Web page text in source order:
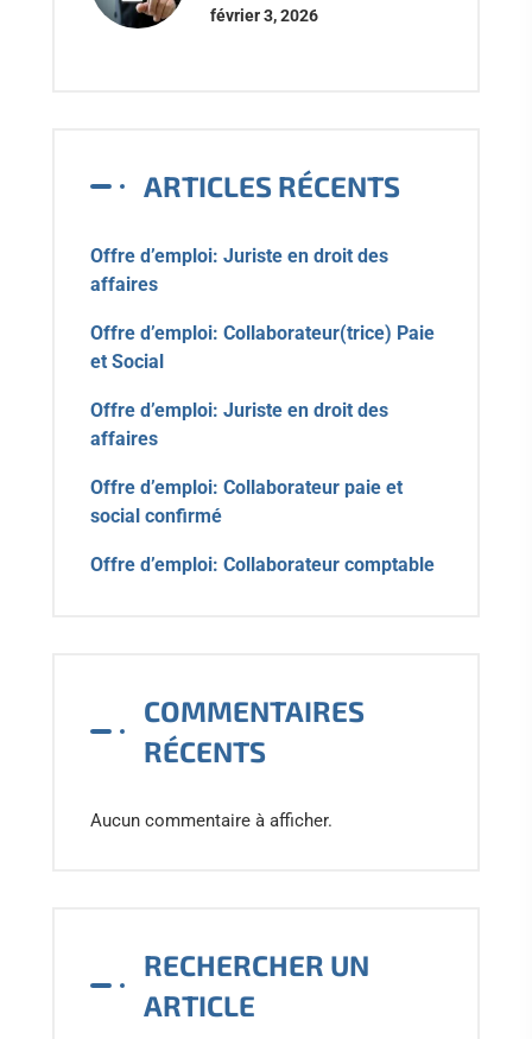
février 3, 2026
ARTICLES RÉCENTS
Offre d’emploi: Juriste en droit des
affaires
Offre d’emploi: Collaborateur(trice) Paie
et Social
Offre d’emploi: Juriste en droit des
affaires
Offre d’emploi: Collaborateur paie et
social confirmé
Offre d’emploi: Collaborateur comptable
COMMENTAIRES
RÉCENTS
Aucun commentaire à afficher.
RECHERCHER UN
ARTICLE